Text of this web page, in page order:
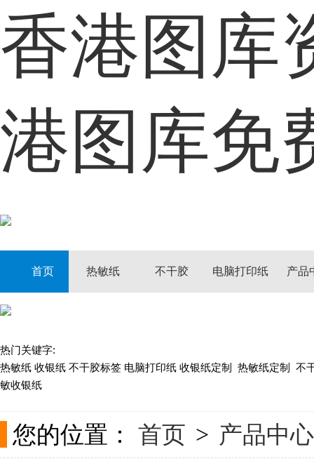
香港图库
港图库免
首页
电脑打印纸
客户案例
关于现速
联系我们
首页 热敏纸 不干胶 电脑打印纸 产品
热门关键字:
热敏纸 收银纸 不干胶标签 电脑打印纸 收银纸定制 热敏纸定制 不
敏收银纸
您的位置： 首页 > 产品中心